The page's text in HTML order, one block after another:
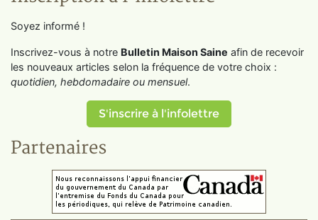
Soyez informé !
Inscrivez-vous à notre Bulletin Maison Saine afin de recevoir
les nouveaux articles selon la fréquence de votre choix :
quotidien, hebdomadaire ou mensuel.
S'inscrire à l'infolettre
Partenaires